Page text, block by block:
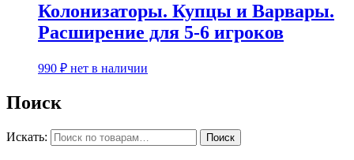
Колонизаторы. Купцы и Варвары.
Расширение для 5-6 игроков
990 ₽ нет в наличии
Поиск
Искать: Поиск